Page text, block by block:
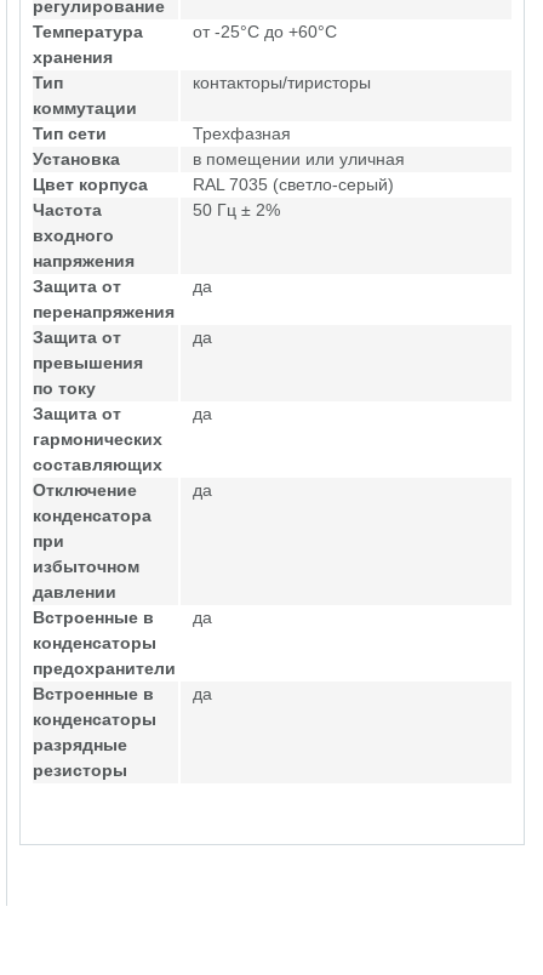
регулирование
Температура
хранения
от -25°C до +60°C
Тип
коммутации
контакторы/тиристоры
Тип сети
Трехфазная
Установка
в помещении или уличная
Цвет корпуса
RAL 7035 (светло-серый)
Частота
входного
напряжения
50 Гц ± 2%
Защита от
перенапряжения
да
Защита от
превышения
по току
да
Защита от
гармонических
составляющих
да
Отключение
конденсатора
при
избыточном
давлении
да
Встроенные в
конденсаторы
предохранители
да
Встроенные в
конденсаторы
разрядные
резисторы
да